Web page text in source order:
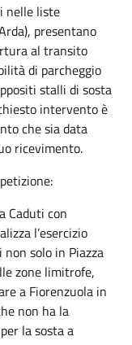
nelle liste
presentano
al transito
di parcheggio
stalli di sosta
intervento è
che sia data
ricevimento.
Caduti con
l’esercizio
solo in Piazza
zone limitrofe,
a Fiorenzuola in
non ha la
la sosta a